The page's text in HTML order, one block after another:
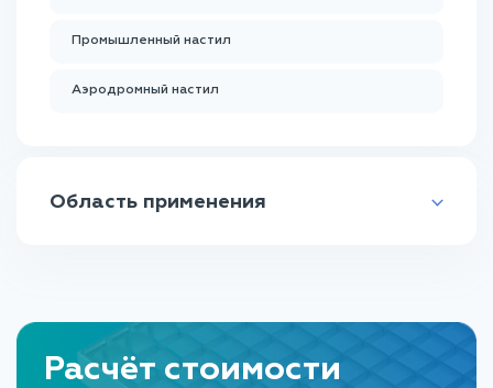
Промышленный настил
Аэродромный настил
Область применения
Настил для перекрытий
Настил для площадок
Расчёт стоимости